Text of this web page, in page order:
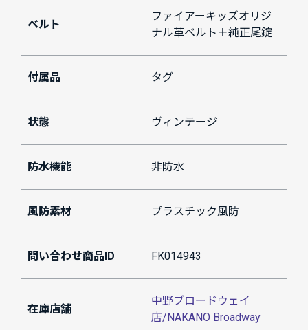
ベルト
ファイアーキッズオリジ
ナル革ベルト＋純正尾錠
付属品 タグ
状態 ヴィンテージ
防水機能 非防水
風防素材 プラスチック風防
問い合わせ商品ID FK014943
在庫店舗
中野ブロードウェイ
店/NAKANO Broadway